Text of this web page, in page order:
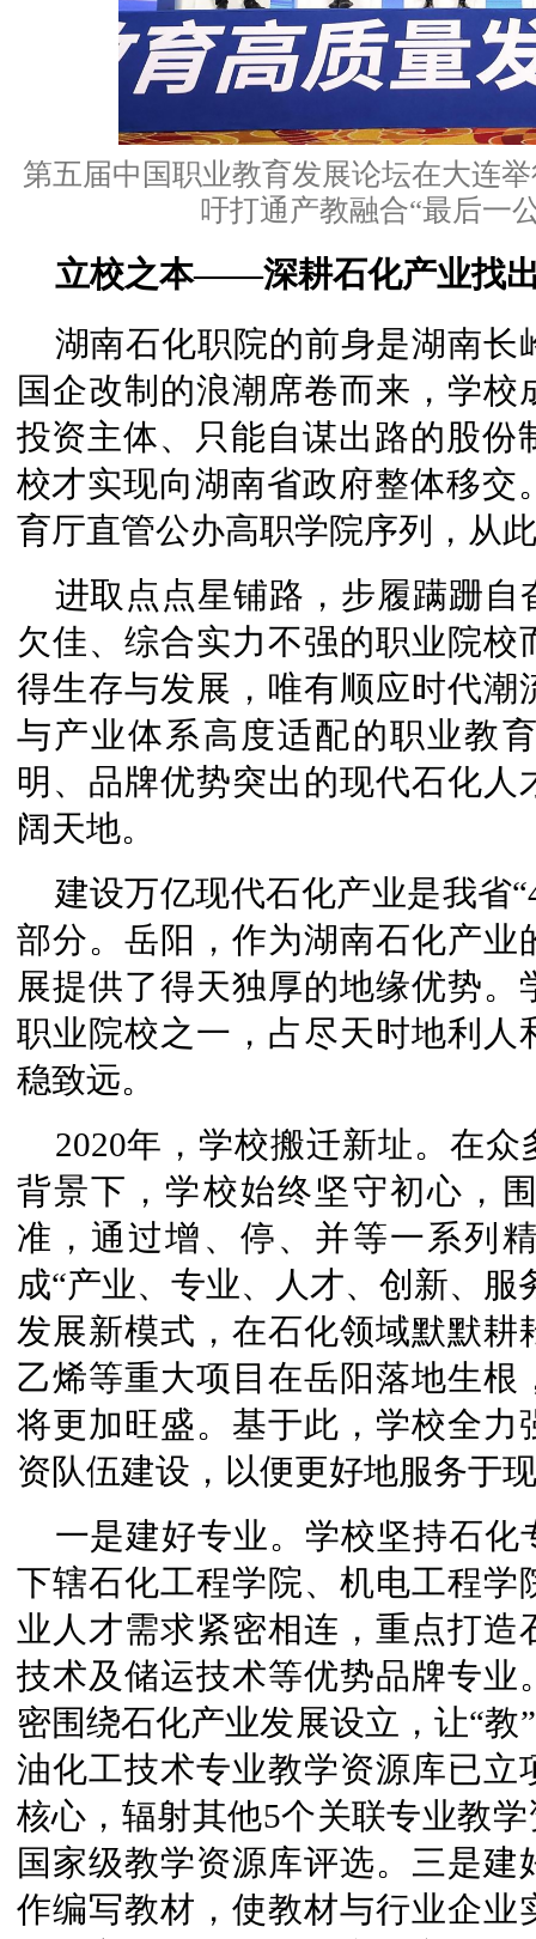
第五届中国职业教育发展论坛在大连
吁打通产教融合“最后一
立校之本——深耕石化产业找
湖南石化职院的前身是湖南长
国企改制的浪潮席卷而来，学
投资主体、只能自谋出路的股份
校才实现向湖南省政府整体移交
育厅直管公办高职学院序列，从
进取点点星铺路，步履蹒跚
欠佳、综合实力不强的职业院
得生存与发展，唯有顺应时代
与产业体系高度适配的职业教
明、品牌优势突出的现代石化
阔天地。
建设万亿现代石化产业是我省
部分。岳阳，作为湖南石化产
展提供了得天独厚的地缘优势
职业院校之一，占尽天时地利
稳致远。
2020年，学校搬迁新址。在
背景下，学校始终坚守初心，
准，通过增、停、并等一系列
成“产业、专业、人才、创新、
发展新模式，在石化领域默默
乙烯等重大项目在岳阳落地生
将更加旺盛。基于此，学校全
资队伍建设，以便更好地服务于
一是建好专业。学校坚持石
下辖石化工程学院、机电工程
业人才需求紧密相连，重点打
技术及储运技术等优势品牌专
密围绕石化产业发展设立，让“教
油化工技术专业教学资源库已
核心，辐射其他5个关联专业教
国家级教学资源库评选。三是
作编写教材，使教材与行业企